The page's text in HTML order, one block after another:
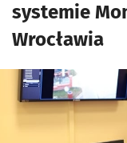
systemie
Wrocławia
Kliknij, aby